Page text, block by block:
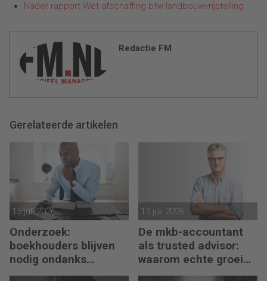
Nader rapport Wet afschaffing btw landbouwvrijstelling
Redactie FM
Gerelateerde artikelen
15 juli 2026
Onderzoek:
boekhouders blijven
nodig ondanks
boekhoudsoftware
13 juli 2026
De mkb-accountant
als trusted advisor:
waarom echte groei
begint met reflectie